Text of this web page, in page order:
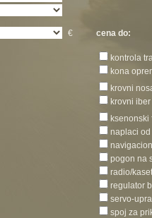
€ cena do:
kontrola
kona
krovni
krovni iber
ksenonski
naplaci
pogon na
radio/
regulator
servo-
spoj za